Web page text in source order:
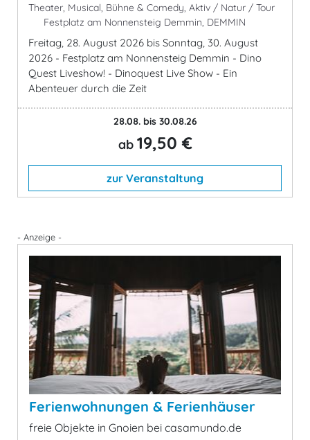
Theater, Musical, Bühne & Comedy, Aktiv / Natur / Tour
Festplatz am Nonnensteig Demmin, DEMMIN
Freitag, 28. August 2026 bis Sonntag, 30. August
2026 - Festplatz am Nonnensteig Demmin - Dino
Quest Liveshow! - Dinoquest Live Show - Ein
Abenteuer durch die Zeit
28.08. bis 30.08.26
ab 19,50 €
zur Veranstaltung
- Anzeige -
Ferienwohnungen & Ferienhäuser
freie Objekte in Gnoien bei casamundo.de